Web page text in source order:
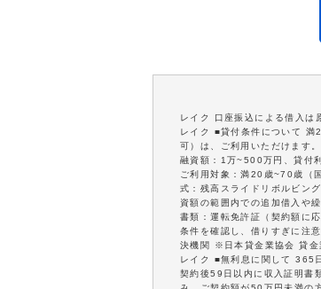
レイク 口座振込による借入は
レイク ■貸付条件について 満
可）は、ご利用いただけます
融資額：1万~500万円、貸付
ご利用対象：満20歳~70歳（
式：残高スライドリボルビン
資額の範囲内での追加借入や
書類：運転免許証（契約額に
条件を確認し、借りすぎに注
決機関 ※日本貸金業協会 貸金
レイク ■無利息に関して 365
契約後59日以内に収入証明